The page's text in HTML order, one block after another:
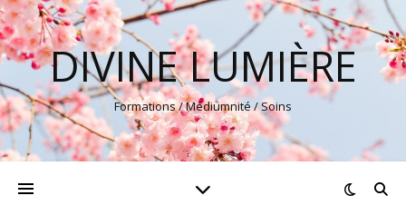
DIVINE LUMIÈRE
Formations / Médiumnité / Soins